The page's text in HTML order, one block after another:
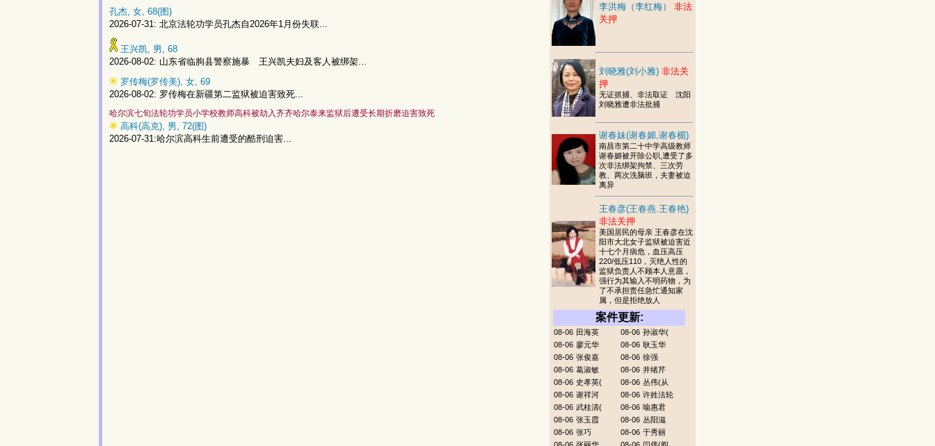
孔杰, 女, 68(图)
2026-07-31: 北京法轮功学员孔杰自2026年1月份失联...
王兴凯, 男, 68
2026-08-02: 山东省临朐县警察施暴 王兴凯夫妇及客人被绑架...
罗传梅(罗传美), 女, 69
2026-08-02: 罗传梅在新疆第二监狱被迫害致死...
哈尔滨七旬法轮功学员小学校教师高科被劫入齐齐哈尔泰来监狱后遭受长期折磨迫害致死
高科(高克), 男, 72(图)
2026-07-31:哈尔滨高科生前遭受的酷刑迫害...
李洪梅（李红梅） 非法
关押
刘晓雅(刘小雅) 非法关
押
无证抓捕、非法取证 沈阳
刘晓雅遭非法批捕
谢春妹(谢春媚,谢春楣)
南昌市第二十中学高级教师
谢春媚被开除公职,遭受了多
次非法绑架拘禁、三次劳
教、两次洗脑班，夫妻被迫
离异
王春彦(王春燕.王春艳)
非法关押
美国居民的母亲 王春彦在沈
阳市大北女子监狱被迫害近
十七个月病危，血压高压
220/低压110，灭绝人性的
监狱负责人不顾本人意愿，
强行为其输入不明药物，为
了不承担责任急忙通知家
属，但是拒绝放人
案件更新:
08-06 田海英 08-06 孙淑华(
08-06 廖元华 08-06 耿玉华
08-06 张俊嘉 08-06 徐强
08-06 葛淑敏 08-06 井绪芹
08-06 史孝英( 08-06 丛伟(从
08-06 谢祥河 08-06 许姓法轮
08-06 武桂清( 08-06 喻惠君
08-06 张玉霞 08-06 丛阳滋
08-06 张巧 08-06 于秀丽